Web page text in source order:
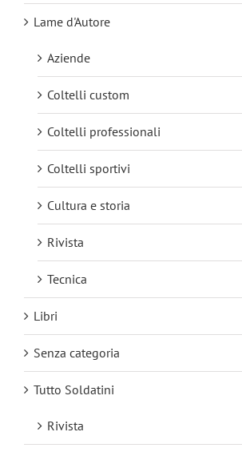
Lame d'Autore
Aziende
Coltelli custom
Coltelli professionali
Coltelli sportivi
Cultura e storia
Rivista
Tecnica
Libri
Senza categoria
Tutto Soldatini
Rivista